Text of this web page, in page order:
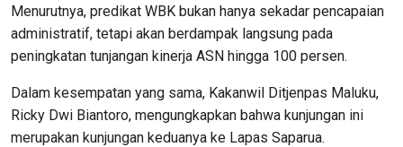
Menurutnya, predikat WBK bukan hanya sekadar pencapaian
administratif, tetapi akan berdampak langsung pada
peningkatan tunjangan kinerja ASN hingga 100 persen.
Dalam kesempatan yang sama, Kakanwil Ditjenpas Maluku,
Ricky Dwi Biantoro, mengungkapkan bahwa kunjungan ini
merupakan kunjungan keduanya ke Lapas Saparua.